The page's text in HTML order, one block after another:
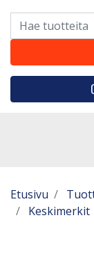
Etusivu
Keskimerkit